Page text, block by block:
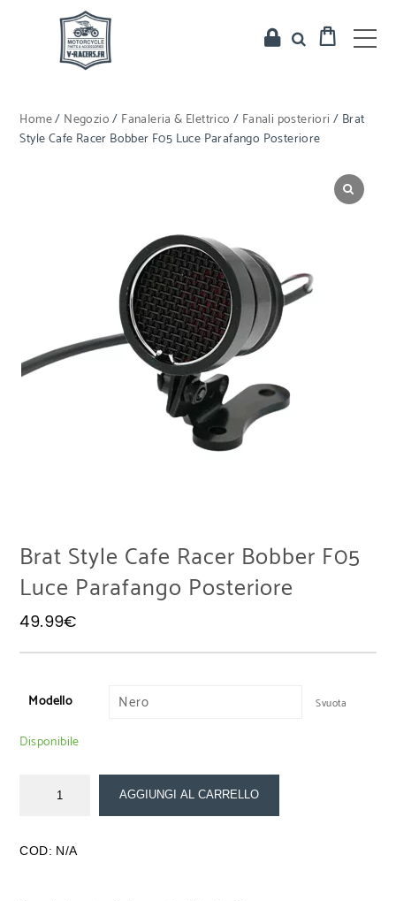
Home/ Negozio/ Fanaleria & Elettrico / Fanali posteriori / Brat
Style Cafe Racer Bobber F05 Luce Parafango Posteriore
Brat Style Cafe Racer Bobber F05
Luce Parafango Posteriore
49.99€
Modello Svuota
Disponibile
AGGIUNGI AL CARRELLO
COD: N/A